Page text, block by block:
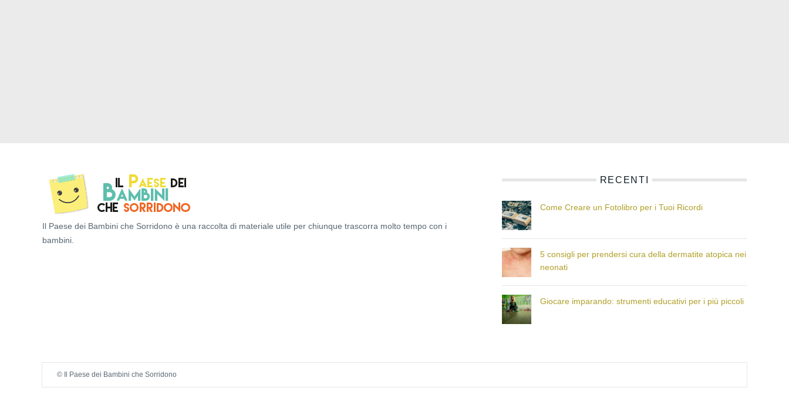
Il Paese dei Bambini che Sorridono è una raccolta di materiale utile per chiunque trascorra molto tempo con i
bambini.
RECENTI
Come Creare un Fotolibro per i Tuoi Ricordi
5 consigli per prendersi cura della dermatite atopica nei
neonati
Giocare imparando: strumenti educativi per i più piccoli
© Il Paese dei Bambini che Sorridono